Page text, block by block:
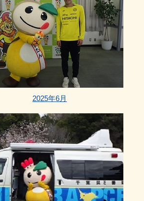
2025年6月